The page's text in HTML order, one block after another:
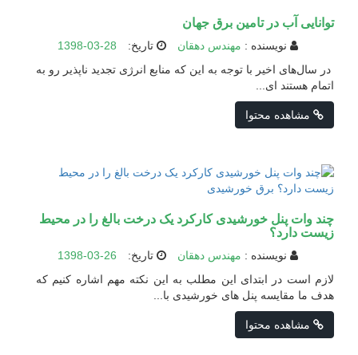
توانایی آب در تامین برق جهان
نویسنده : مهندس دهقان تاریخ:
1398-03-28
در سال‌های اخیر با توجه به این که منابع انرژی تجدید ناپذیر رو به
اتمام هستند ای...
مشاهده محتوا
چند وات پنل خورشیدی کارکرد یک درخت بالغ را در محیط
زیست دارد؟
نویسنده : مهندس دهقان تاریخ:
1398-03-26
لازم است در ابتدای این مطلب به این نکته مهم اشاره کنیم که
هدف ما مقایسه پنل های خورشیدی با...
مشاهده محتوا